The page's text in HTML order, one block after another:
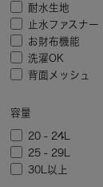
耐水生地
止水ファスナー
お財布機能
洗濯OK
背面メッシュ
容量
20 - 24L
25 - 29L
30L以上